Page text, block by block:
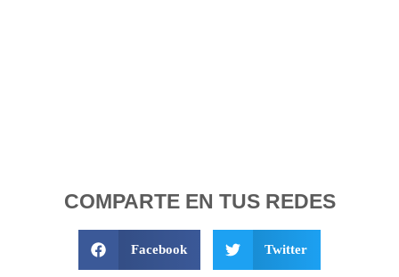
COMPARTE EN TUS REDES
Facebook Twitter